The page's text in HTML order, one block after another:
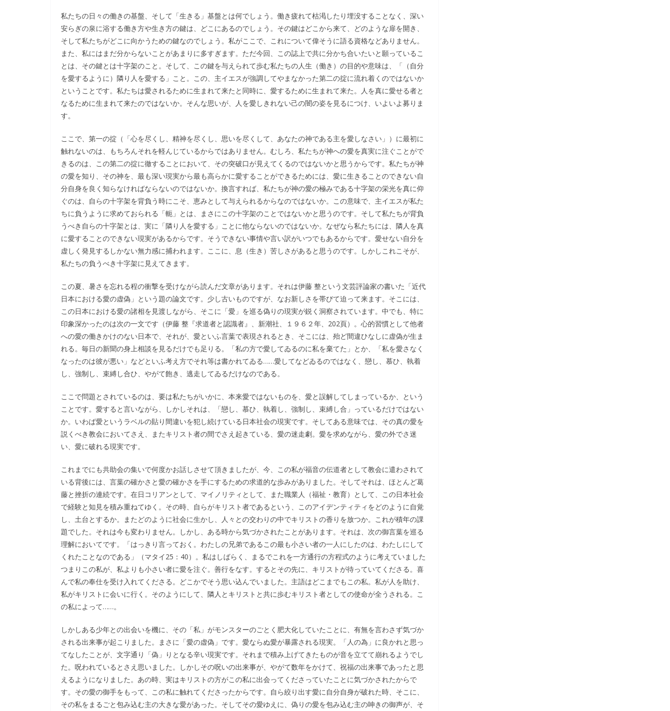
私たちの日々の働きの基盤、そして「生きる」基盤とは何でしょう。働き疲れて枯渇したり埋没することなく、深い
安らぎの泉に浴する働き方や生き方の鍵は、どこにあるのでしょう。その鍵はどこから来て、どのような扉を開き、
そして私たちがどこに向かうための鍵なのでしょう。私がここで、これについて偉そうに語る資格などありません。
また、私にはまだ分からないことがあまりに多すぎます。ただ今回、この誌上で共に分かち合いたいと願っているこ
とは、その鍵とは十字架のこと。そして、この鍵を与えられて歩む私たちの人生（働き）の目的や意味は、「（自分
を愛するように）隣り人を愛する」こと。この、主イエスが強調してやまなかった第二の掟に流れ着くのではないか
ということです。私たちは愛されるために生まれて来たと同時に、愛するために生まれて来た。人を真に愛せる者と
なるために生まれて来たのではないか。そんな思いが、人を愛しきれない己の闇の姿を見るにつけ、いよいよ募りま
す。
ここで、第一の掟（「心を尽くし、精神を尽くし、思いを尽くして、あなたの神である主を愛しなさい」）に最初に
触れないのは、もちろんそれを軽んじているからではありません。むしろ、私たちが神への愛を真実に注ぐことがで
きるのは、この第二の掟に徹することにおいて、その突破口が見えてくるのではないかと思うからです。私たちが神
の愛を知り、その神を、最も深い現実から最も高らかに愛することができるためには、愛に生きることのできない自
分自身を良く知らなければならないのではないか。換言すれば、私たちが神の愛の極みである十字架の栄光を真に仰
ぐのは、自らの十字架を背負う時にこそ、恵みとして与えられるからなのではないか。この意味で、主イエスが私た
ちに負うように求めておられる「軛」とは、まさにこの十字架のことではないかと思うのです。そして私たちが背負
うべき自らの十字架とは、実に「隣り人を愛する」ことに他ならないのではないか。なぜなら私たちには、隣人を真
に愛することのできない現実があるからです。そうできない事情や言い訳がいつでもあるからです。愛せない自分を
虚しく発見するしかない無力感に捕われます。ここに、息（生き）苦しさがあると思うのです。しかしこれこそが、
私たちの負うべき十字架に見えてきます。
この夏、暑さを忘れる程の衝撃を受けながら読んだ文章があります。それは伊藤 整という文芸評論家の書いた「近代
日本における愛の虚偽」という題の論文です。少し古いものですが、なお新しさを帯びて迫って来ます。そこには、
この日本における愛の諸相を見渡しながら、そこに「愛」を巡る偽りの現実が鋭く洞察されています。中でも、特に
印象深かったのは次の一文です（伊藤 整『求道者と認識者』、新潮社、１９６２年、202頁）。心的習慣として他者
への愛の働きかけのない日本で、それが、愛といふ言葉で表現されるとき、そこには、殆ど間違ひなしに虚偽が生ま
れる。毎日の新聞の身上相談を見るだけでも足りる。「私の方で愛してゐるのに私を棄てた」とか、「私を愛さなく
なったのは彼が悪い」などといふ考え方でそれ等は書かれてゐる……愛してなどゐるのではなく、戀し、慕ひ、執着
し、強制し、束縛し合ひ、やがて飽き、逃走してゐるだけなのである。
ここで問題とされているのは、要は私たちがいかに、本来愛ではないものを、愛と誤解してしまっているか、という
ことです。愛すると言いながら、しかしそれは、「戀し、慕ひ、執着し、強制し、束縛し合」っているだけではない
か。いわば愛というラベルの貼り間違いを犯し続けている日本社会の現実です。そしてある意味では、その真の愛を
説くべき教会においてさえ、またキリスト者の間でさえ起きている、愛の迷走劇。愛を求めながら、愛の外でさ迷
い、愛に破れる現実です。
これまでにも共助会の集いで何度かお話しさせて頂きましたが、今、この私が福音の伝道者として教会に遣わされて
いる背後には、言葉の確かさと愛の確かさを手にするための求道的な歩みがありました。そしてそれは、ほとんど葛
藤と挫折の連続です。在日コリアンとして、マイノリティとして、また職業人（福祉・教育）として、この日本社会
で経験と知見を積み重ねてゆく。その時、自らがキリスト者であるという、このアイデンティティをどのように自覚
し、土台とするか。またどのように社会に生かし、人々との交わりの中でキリストの香りを放つか。これが積年の課
題でした。それは今も変わりません。しかし、ある時から気づかされたことがあります。それは、次の御言葉を巡る
理解においてです。「はっきり言っておく。わたしの兄弟であるこの最も小さい者の一人にしたのは、わたしにして
くれたことなのである」（マタイ25：40）。私はしばらく、まるでこれを一方通行の方程式のように考えていました
つまりこの私が、私よりも小さい者に愛を注ぐ。善行をなす。するとその先に、キリストが待っていてくださる。喜
んで私の奉仕を受け入れてくださる。どこかでそう思い込んでいました。主語はどこまでもこの私。私が人を助け、
私がキリストに会いに行く。そのようにして、隣人とキリストと共に歩むキリスト者としての使命が全うされる。こ
の私によって……。
しかしある少年との出会いを機に、その「私」がモンスターのごとく肥大化していたことに、有無を言わさず気づか
される出来事が起こりました。まさに「愛の虚偽」です。愛ならぬ愛が暴露される現実。「人の為」に良かれと思っ
てなしたことが、文字通り「偽」りとなる辛い現実です。それまで積み上げてきたものが音を立てて崩れるようでし
た。呪われているとさえ思いました。しかしその呪いの出来事が、やがて数年をかけて、祝福の出来事であったと思
えるようになりました。あの時、実はキリストの方がこの私に出会ってくださっていたことに気づかされたからで
す。その愛の御手をもって、この私に触れてくださったからです。自ら絞り出す愛に自分自身が破れた時、そこに、
その私をまるごと包み込む主の大きな愛があった。そしてその愛ゆえに、偽りの愛を包み込む主の呻きの御声が、そ